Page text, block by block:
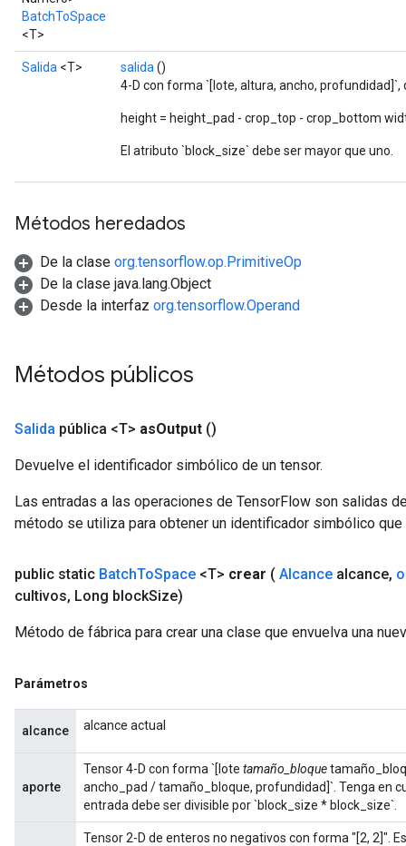
BatchToSpace
<T>
Salida <T> salida ()
4-D con forma `[lote, altura, ancho, profundidad]`,
height = height_pad - crop_top - crop_bottom
El atributo `block_size` debe ser mayor que uno.
Métodos heredados
De la clase org.tensorflow.op.PrimitiveOp
De la clase java.lang.Object
Desde la interfaz org.tensorflow.Operand
Métodos públicos
Salida pública <T> asOutput ()
Devuelve el identificador simbólico de un tensor.
Las entradas a las operaciones de TensorFlow son salidas
método se utiliza para obtener un identificador simbólico
public static BatchToSpace <T> crear ( Alcance alcance,
cultivos, Long blockSize)
Método de fábrica para crear una clase que envuelva una
Parámetros
alcance alcance actual
aporte
Tensor 4-D con forma `[lote tamaño_bloque
ancho_pad / tamaño_bloque, profundidad]`. Tenga en
entrada debe ser divisible por `block_size * block_size`.
Tensor 2-D de enteros no negativos con forma "[2, 2]".